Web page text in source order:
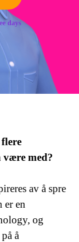
days
med?
av å spre
er en
og
å